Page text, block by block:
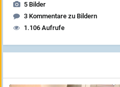
5 Bilder
3 Kommentare zu Bildern
1.106 Aufrufe